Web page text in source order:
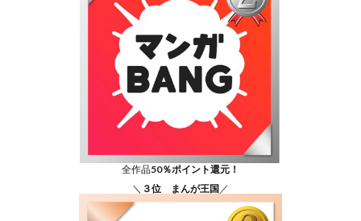
全作品50％ポイント還元！
＼ ３位 まんが王国 ／